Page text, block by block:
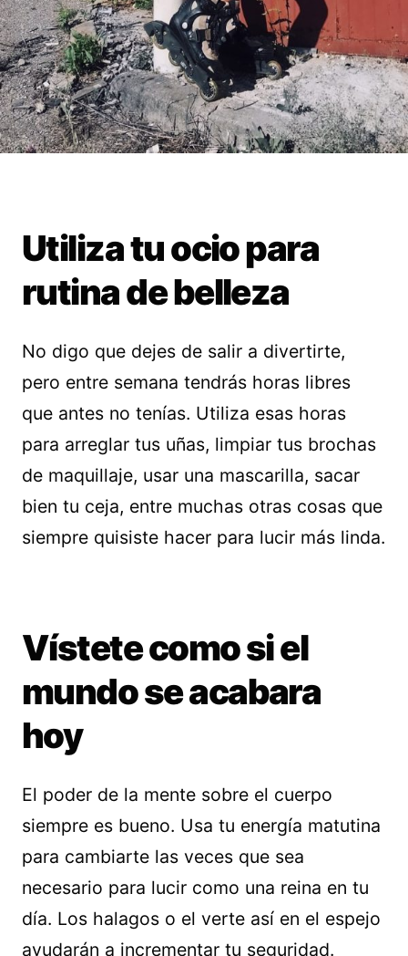
Utiliza tu ocio para
rutina de belleza
No digo que dejes de salir a divertirte,
pero entre semana tendrás horas libres
que antes no tenías. Utiliza esas horas
para arreglar tus uñas, limpiar tus brochas
de maquillaje, usar una mascarilla, sacar
bien tu ceja, entre muchas otras cosas que
siempre quisiste hacer para lucir más linda.
Vístete como si el
mundo se acabara
hoy
El poder de la mente sobre el cuerpo
siempre es bueno. Usa tu energía matutina
para cambiarte las veces que sea
necesario para lucir como una reina en tu
día. Los halagos o el verte así en el espejo
ayudarán a incrementar tu seguridad.